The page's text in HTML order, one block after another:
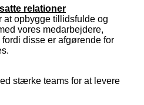
relationer
opbygge tillidsfulde og
vores medarbejdere,
disse er afgørende for
stærke teams for at levere